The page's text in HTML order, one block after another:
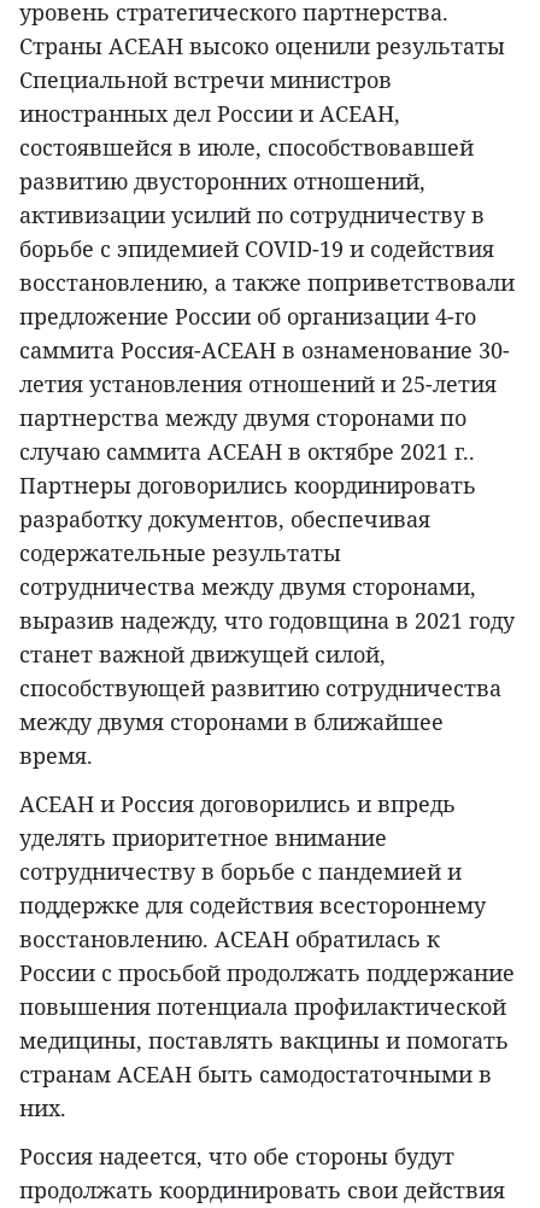
уровень стратегического партнерства.
Страны АСЕАН высоко оценили результаты
Специальной встречи министров
иностранных дел России и АСЕАН,
состоявшейся в июле, способствовавшей
развитию двусторонних отношений,
активизации усилий по сотрудничеству в
борьбе с эпидемией COVID-19 и содействия
восстановлению, а также поприветствовали
предложение России об организации 4-го
саммита Россия-АСЕАН в ознаменование 30-
летия установления отношений и 25-летия
партнерства между двумя сторонами по
случаю саммита АСЕАН в октябре 2021 г..
Партнеры договорились координировать
разработку документов, обеспечивая
содержательные результаты
сотрудничества между двумя сторонами,
выразив надежду, что годовщина в 2021 году
станет важной движущей силой,
способствующей развитию сотрудничества
между двумя сторонами в ближайшее
время.
АСЕАН и Россия договорились и впредь
уделять приоритетное внимание
сотрудничеству в борьбе с пандемией и
поддержке для содействия всестороннему
восстановлению. АСЕАН обратилась к
России с просьбой продолжать поддержание
повышения потенциала профилактической
медицины, поставлять вакцины и помогать
странам АСЕАН быть самодостаточными в
них.
Россия надеется, что обе стороны будут
продолжать координировать свои действия